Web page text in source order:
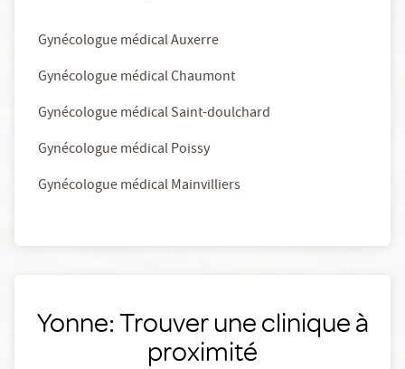
Gynécologue médical Auxerre
Gynécologue médical Chaumont
Gynécologue médical Saint-doulchard
Gynécologue médical Poissy
Gynécologue médical Mainvilliers
Yonne: Trouver une clinique à
proximité